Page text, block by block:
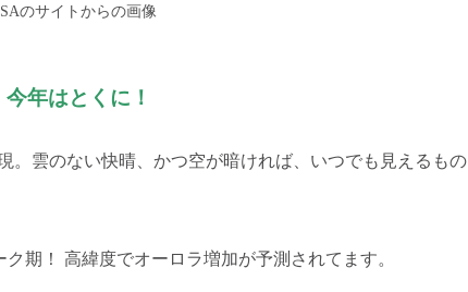
のサイトからの画像
今年はとくに！
。雲のない快晴、かつ空が暗ければ、いつでも見えるもの
期！ 高緯度でオーロラ増加が予測されてます。